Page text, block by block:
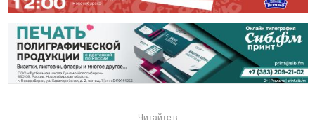
Читайте в